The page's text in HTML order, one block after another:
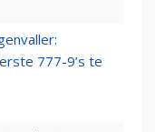
777-9’s te